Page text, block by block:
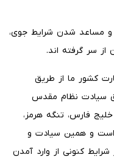
و مساعد شدن شرایط جوی،
از سر گرفته اند.
بیش از ۹۳ درصد تجارت کشور ما از طریق
سیادت نظام مقدس
فارس، تنگه هرمز،
است و همین سیادت و
کنونی از وارد آمدن